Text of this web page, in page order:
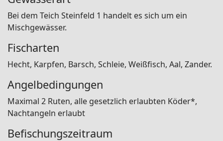
Bei dem Teich Steinfeld 1 handelt es sich um ein
Mischgewässer.
Fischarten
Hecht, Karpfen, Barsch, Schleie, Weißfisch, Aal, Zander.
Angelbedingungen
Maximal 2 Ruten, alle gesetzlich erlaubten Köder*,
Nachtangeln erlaubt
Befischungszeitraum